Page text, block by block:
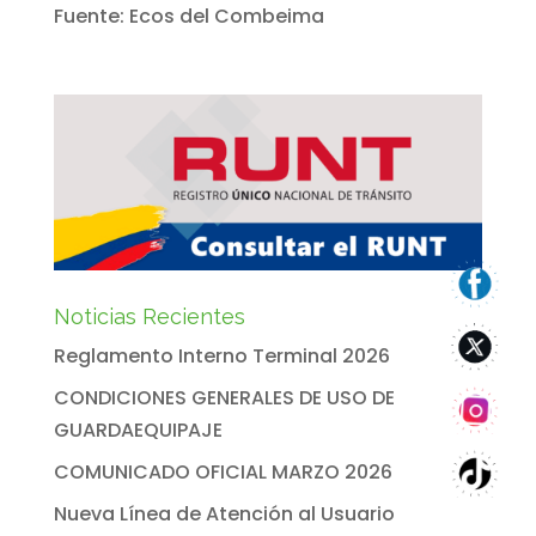
Fuente: Ecos del Combeima
Noticias Recientes
Reglamento Interno Terminal 2026
CONDICIONES GENERALES DE USO DE
GUARDAEQUIPAJE
COMUNICADO OFICIAL MARZO 2026
Nueva Línea de Atención al Usuario